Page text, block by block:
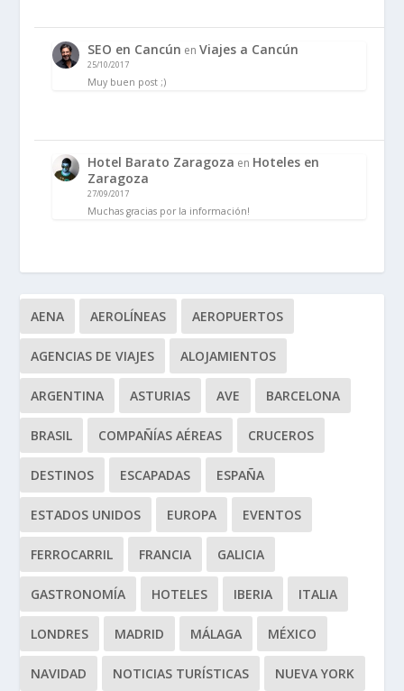
SEO en Cancún enViajes a Cancún
25/10/2017
Muy buen post ;)
Hotel Barato Zaragoza en Hoteles en
Zaragoza
27/09/2017
Muchas gracias por la información!
AENA AEROLÍNEAS AEROPUERTOS
AGENCIAS DE VIAJES ALOJAMIENTOS
ARGENTINA ASTURIAS AVE BARCELONA
BRASIL COMPAÑÍAS AÉREAS CRUCEROS
DESTINOS ESCAPADAS ESPAÑA
ESTADOS UNIDOS EUROPA EVENTOS
FERROCARRIL FRANCIA GALICIA
GASTRONOMÍA HOTELES IBERIA ITALIA
LONDRES MADRID MÁLAGA MÉXICO
NAVIDAD NOTICIAS TURÍSTICAS NUEVA YORK